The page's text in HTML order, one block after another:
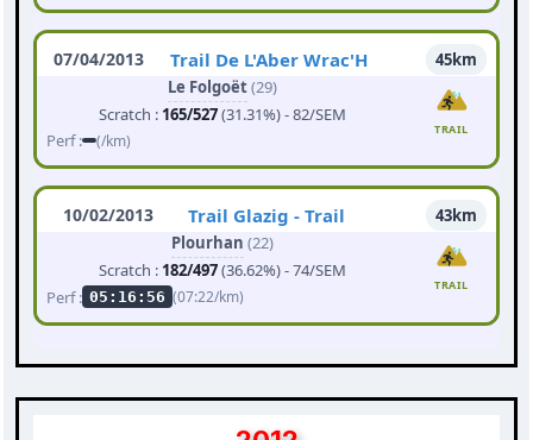
07/04/2013 Trail De L'Aber Wrac'H
45km
Le Folgoët(29)
Scratch : 165/527(31.31%) - 82/SEM
Perf :
(/km)
TRAIL
10/02/2013 Trail Glazig - Trail
43km
Plourhan (22)
Scratch : 182/497(36.62%) - 74/SEM
Perf : 05:16:56 (07:22/km)
TRAIL